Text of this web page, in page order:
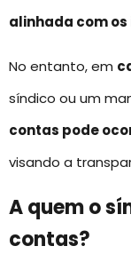
alinhada com
No entanto, em
síndico ou um
contas pode
visando a
A quem o
contas?